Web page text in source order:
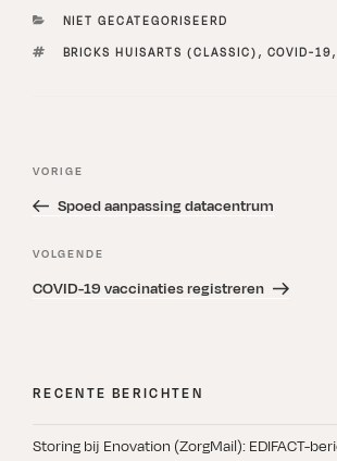
CATEGORIEËN
NIET GECATEGORISEERD
TAGS
BRICKS HUISARTS (CLASSIC) , COVID-19,
Vorig
bericht
VORIGE
Spoed aanpassing datacentrum
Volgend
bericht
VOLGENDE
COVID-19 vaccinaties registreren
RECENTE BERICHTEN
Storing bij Enovation (ZorgMail): EDIFACT-